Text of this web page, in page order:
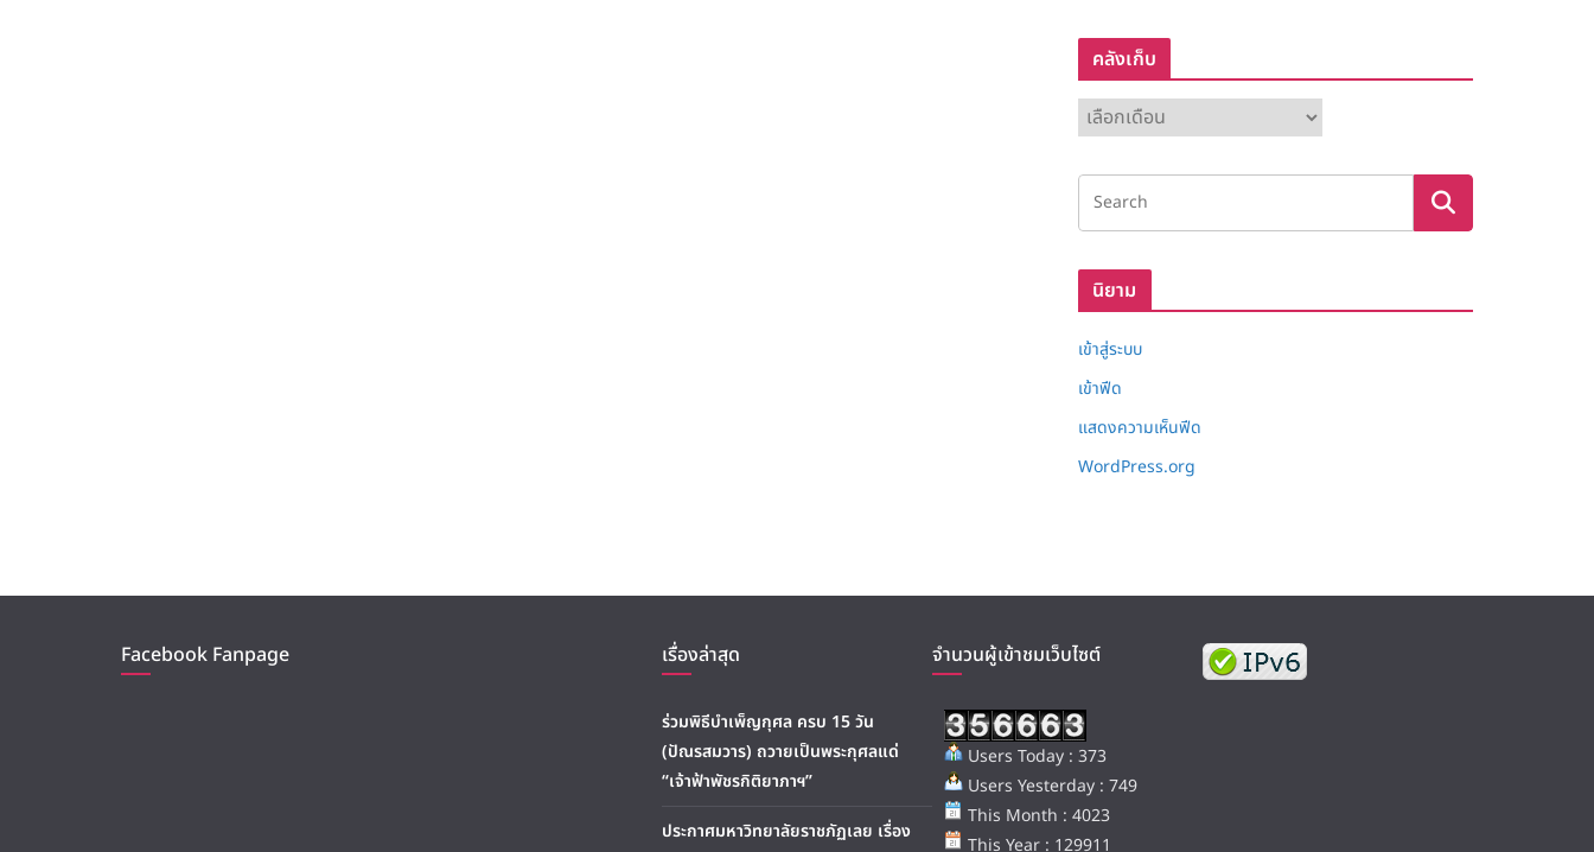
คลังเก็บ
ลั
ง
ก็
นิยาม
เข้าสู่ระบบ
เข้าฟีด
แสดงความเห็นฟีด
WordPress.org
Facebook Fanpage เรื่องล่าสุด
ร่วมพิธีบำเพ็ญกุศล ครบ 15 วัน
(ปัณรสมวาร) ถวายเป็นพระกุศลแด่
“เจ้าฟ้าพัชรกิติยาภาฯ”
ประกาศมหาวิทยาลัยราชภัฏเลย เรื่อง
จำนวนผู้เข้าชมเว็บไซต์
Users Today : 373
Users Yesterday : 749
This Month : 4023
This Year : 129911